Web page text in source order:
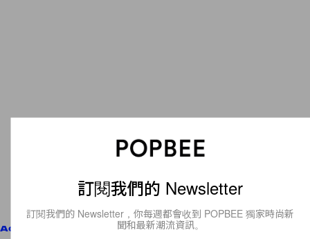
Accessories
簡約率性的包包！ 你不能錯過的 Céline 2016 秋冬
訂閱我們的 Newsletter
訂閱我們的 Newsletter，你每週都會收到 POPBEE 獨家時尚新
聞和最新潮流資訊。